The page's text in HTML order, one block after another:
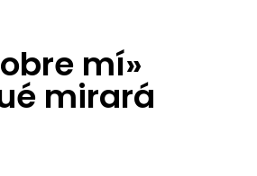
mí»
mirará